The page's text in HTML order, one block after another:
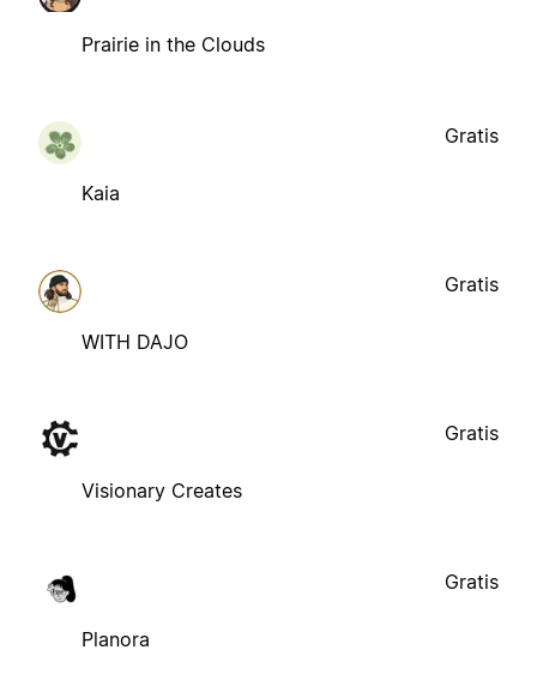
Prairie in the Clouds
Kaia
Gratis
WITH DAJO
Gratis
Visionary Creates
Gratis
Planora
Gratis